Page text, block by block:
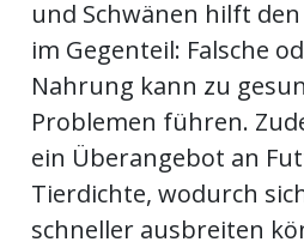
und Schwänen hilft
im Gegenteil: Falsche
Nahrung kann zu
Problemen führen.
ein Überangebot an
Tierdichte, wodurch
schneller ausbreiten